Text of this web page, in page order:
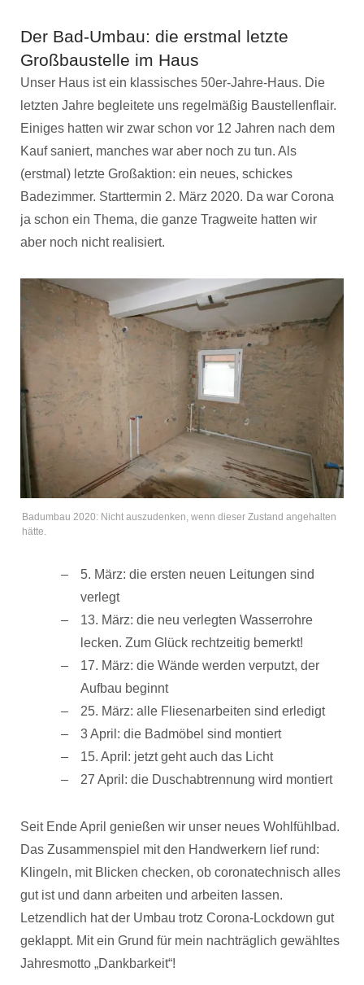
Der Bad-Umbau: die erstmal letzte
Großbaustelle im Haus
Unser Haus ist ein klassisches 50er-Jahre-Haus. Die
letzten Jahre begleitete uns regelmäßig Baustellenflair.
Einiges hatten wir zwar schon vor 12 Jahren nach dem
Kauf saniert, manches war aber noch zu tun. Als
(erstmal) letzte Großaktion: ein neues, schickes
Badezimmer. Starttermin 2. März 2020. Da war Corona
ja schon ein Thema, die ganze Tragweite hatten wir
aber noch nicht realisiert.
Badumbau 2020: Nicht auszudenken, wenn dieser Zustand angehalten
hätte.
5. März: die ersten neuen Leitungen sind
verlegt
13. März: die neu verlegten Wasserrohre
lecken. Zum Glück rechtzeitig bemerkt!
17. März: die Wände werden verputzt, der
Aufbau beginnt
25. März: alle Fliesenarbeiten sind erledigt
3 April: die Badmöbel sind montiert
15. April: jetzt geht auch das Licht
27 April: die Duschabtrennung wird montiert
Seit Ende April genießen wir unser neues Wohlfühlbad.
Das Zusammenspiel mit den Handwerkern lief rund:
Klingeln, mit Blicken checken, ob coronatechnisch alles
gut ist und dann arbeiten und arbeiten lassen.
Letzendlich hat der Umbau trotz Corona-Lockdown gut
geklappt. Mit ein Grund für mein nachträglich gewähltes
Jahresmotto „Dankbarkeit“!